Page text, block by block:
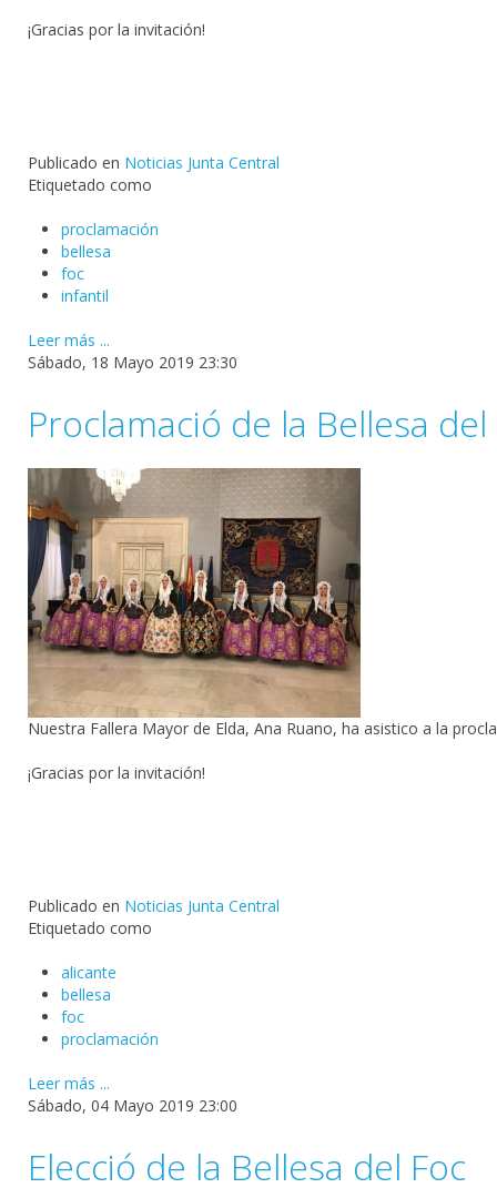
¡Gracias por la invitación!
Publicado en Noticias Junta Central
Etiquetado como
proclamación
bellesa
foc
infantil
Leer más ...
Sábado, 18 Mayo 2019 23:30
Proclamació de la Bellesa
Nuestra Fallera Mayor de Elda, Ana Ruano, ha asistico a la
¡Gracias por la invitación!
Publicado en Noticias Junta Central
Etiquetado como
alicante
bellesa
foc
proclamación
Leer más ...
Sábado, 04 Mayo 2019 23:00
Elecció de la Bellesa del Foc